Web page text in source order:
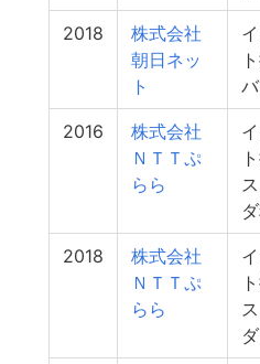
2018
株式会社
朝日ネッ
ト
2016
株式会社
ＮＴＴぷ
らら
2018
株式会社
ＮＴＴぷ
らら
ダ